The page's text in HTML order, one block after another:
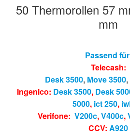
50 Thermorollen 57
mm
Passend
Telecash:
Desk 3500, Move 3500,
Ingenico: Desk 3500, Desk
5000, ict 250,
Verifone: V200c,V400c,
CCV: A920